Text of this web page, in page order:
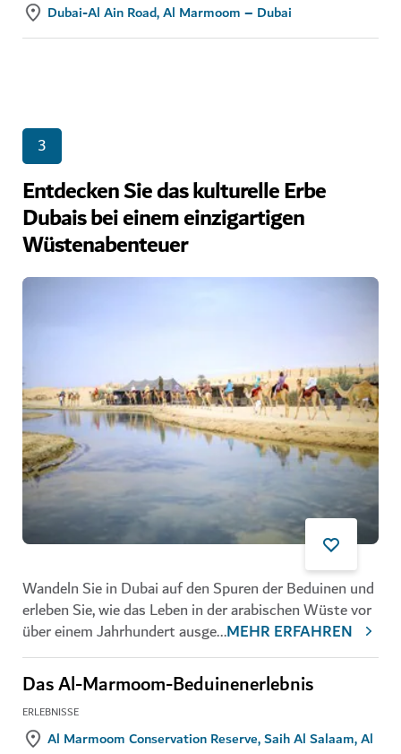
Dubai-Al Ain Road, Al Marmoom – Dubai
3
Entdecken Sie das kulturelle Erbe
Dubais bei einem einzigartigen
Wüstenabenteuer
Wandeln Sie in Dubai auf den Spuren der Beduinen und
erleben Sie, wie das Leben in der arabischen Wüste vor
über einem Jahrhundert ausge...MEHR ERFAHREN
Das Al-Marmoom-Beduinenerlebnis
ERLEBNISSE
Al Marmoom Conservation Reserve, Saih Al Salaam, Al